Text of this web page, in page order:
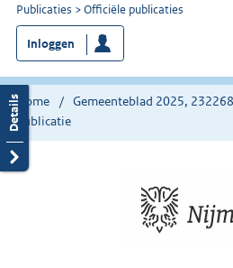
U
bent
nu
hier:
Publicaties Officiële publicaties
Inloggen
Home Gemeenteblad 2025, 232268
publicatie